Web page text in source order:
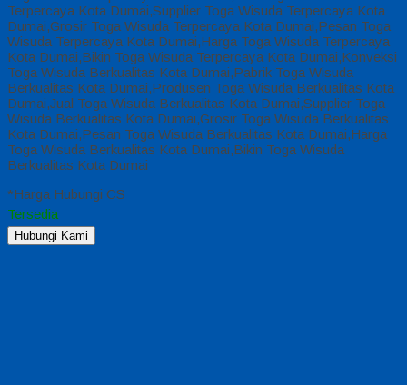
Terpercaya Kota Dumai,Supplier Toga Wisuda Terpercaya Kota
Dumai,Grosir Toga Wisuda Terpercaya Kota Dumai,Pesan Toga
Wisuda Terpercaya Kota Dumai,Harga Toga Wisuda Terpercaya
Kota Dumai,Bikin Toga Wisuda Terpercaya Kota Dumai,Konveksi
Toga Wisuda Berkualitas Kota Dumai,Pabrik Toga Wisuda
Berkualitas Kota Dumai,Produsen Toga Wisuda Berkualitas Kota
Dumai,Jual Toga Wisuda Berkualitas Kota Dumai,Supplier Toga
Wisuda Berkualitas Kota Dumai,Grosir Toga Wisuda Berkualitas
Kota Dumai,Pesan Toga Wisuda Berkualitas Kota Dumai,Harga
Toga Wisuda Berkualitas Kota Dumai,Bikin Toga Wisuda
Berkualitas Kota Dumai
*Harga Hubungi CS
Tersedia
Hubungi Kami